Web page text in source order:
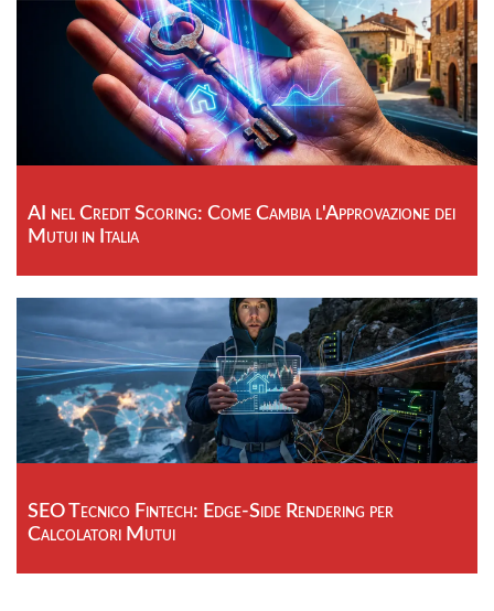
AI nel Credit Scoring: Come Cambia l'Approvazione dei
Mutui in Italia
SEO Tecnico Fintech: Edge-Side Rendering per
Calcolatori Mutui